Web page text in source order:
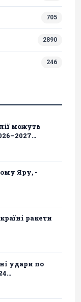
705
2890
246
можуть
Яру, -
ракети
удари по